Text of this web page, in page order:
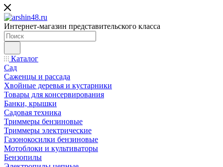
Интернет-магазин представительского класса
Каталог
Сад
Саженцы и рассада
Хвойные деревья и кустарники
Товары для консервирования
Банки, крышки
Садовая техника
Триммеры бензиновые
Триммеры электрические
Газонокосилки бензиновые
Мотоблоки и культиваторы
Бензопилы